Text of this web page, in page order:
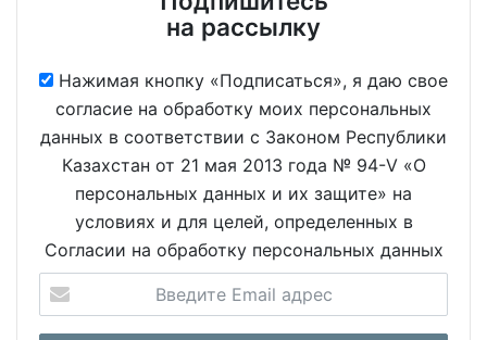
на рассылку
Нажимая кнопку «Подписаться», я даю свое
согласие на обработку моих персональных
данных в соответствии с Законом Республики
Казахстан от 21 мая 2013 года № 94-V «О
персональных данных и их защите» на
условиях и для целей, определенных в
Согласии на обработку персональных данных